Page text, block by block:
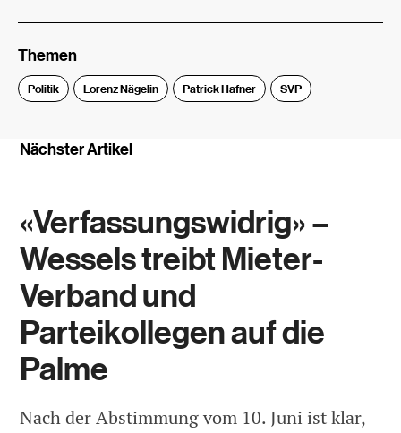
Themen
Politik Lorenz Nägelin Patrick Hafner SVP
Nächster Artikel
«Verfassungswidrig» –
Wessels treibt Mieter-
Verband und
Parteikollegen auf die
Palme
Nach der Abstimmung vom 10. Juni ist klar,